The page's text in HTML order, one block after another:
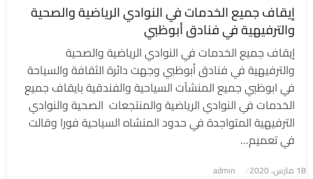
إيقاف جميع الخدمات في النوادي الرياضية والصحية
والترفيهية في فنادق أبوظبي
إيقاف جميع الخدمات في النوادي الرياضية والصحية
والترفيهية في فنادق أبوظبي وجهت دائرة الثقافة والسياحة
في ابوظبي جميع المنشآت السياحية والفندقية بايقاف جميع
الخدمات في النوادي الرياضية والمنتجعات الصحية والنوادي
الترفيهية المتواجدة في حدود المنشاه السياحية فورا وقالت
في تعميم…
نُشر
18 مارس، 2020 admin